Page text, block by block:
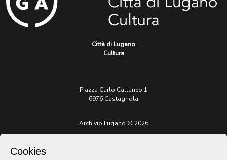
Città di Lugano
Cultura
Piazza Carlo Cattaneo 1
6976 Castagnola
Archivio Lugano © 2026
Cookies